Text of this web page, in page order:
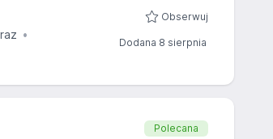
Obserwuj
Dodana 8 sierpnia
Polecana